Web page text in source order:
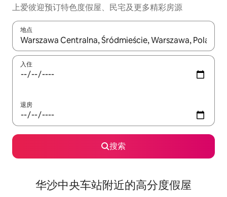
上爱彼迎预订特色度假屋、民宅及更多精彩房源
地点
如有搜索结果，请使用上下方向键查看，或通过点击或滑动手势
入住
退房
搜索
华沙中央车站附近的高分度假屋